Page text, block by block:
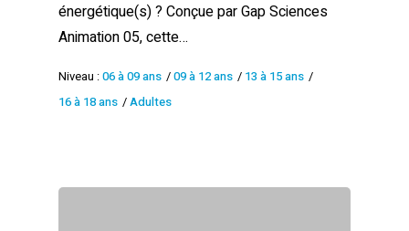
énergétique(s) ? Conçue par Gap Sciences
Animation 05, cette…
Niveau :06 à 09 ans /09 à 12 ans / 13 à 15 ans /
16 à 18 ans /Adultes